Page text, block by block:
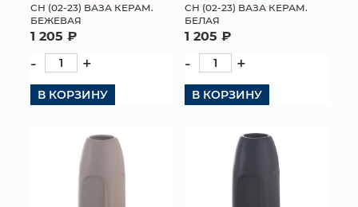
СН (02-23) ВАЗА КЕРАМ.
БЕЖЕВАЯ
1 205 ₽
- +
В КОРЗИНУ
СН (02-23) ВАЗА КЕРАМ.
БЕЛАЯ
1 205 ₽
- +
В КОРЗИНУ